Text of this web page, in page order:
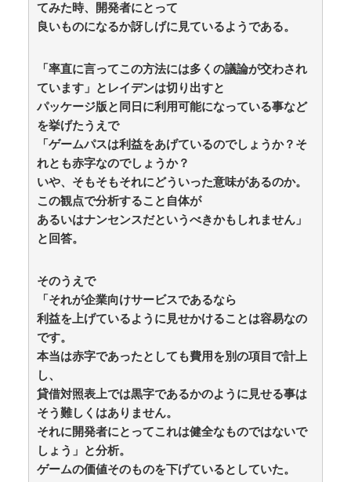
平穏が少しずつ壊れていく家族の物語。
専門家を舐めきった某国国営メディア、「日本の反撃
番組制作を進めようとするも…… / anaguro - 総合 NEW!
(8/8 16:00)
【悲報】ゼレンスキー大統領、日本の支援に不満を表
明 「期待されたほどの成果ない」 / anaguro - 総合
NEW! (8/8 15:55)
【今はやってない】審判への性接待疑惑…韓国サッカ
ー協会が声明「現在は一切発生していない」 / 5chまと
めMAP(総合)
NEW! (8/8 15:51)
【ｗ】長年育てやっと蕾がつき楽しみにしてたら動物
の死肉に擬態（外観・腐肉臭）する花が！ / anaguro - 総
合 NEW! (8/8 15:50)
アニメ業界「助けて！原作が枯渇してるの！」←いや
【緊急】ハロプロ新作FSK、唯一全く売れないグルー
プが・・・ / 5chまとめMAP(総合) NEW!
【政治】夫・ひろゆきに西村ゆかが“離婚”を提示「ひ
ろゆき＆いずみ新党（仮）」の届け出を知らされず激怒
「信頼関係が保てない状態で夫婦を続けるのは無理」 /
5chまとめMAP(総合) NEW! (8/8 15:31)
【ミスマガジン2027】ベスト10が「ヤンマガ」表紙
に！ ファイナリスト選考へ！！ / 5chまとめMAP(総
合) NEW! (8/8 15:27)
【日常に潜む恐怖】部屋の壁紙をめくると・・・。 /
おまとめアンテナ
週刊少年ジャンプ、発行部数100万部を初めて割る / お
まとめアンテナ NEW! (8/8 13:15)
てみた時、開発者にとって
良いものになるか訝しげに見ているようである。
「率直に言ってこの方法には多くの議論が交わされ
ています」とレイデンは切り出すと
パッケージ版と同日に利用可能になっている事など
を挙げたうえで
「ゲームパスは利益をあげているのでしょうか？そ
れとも赤字なのでしょうか？
いや、そもそもそれにどういった意味があるのか。
この観点で分析すること自体が
あるいはナンセンスだというべきかもしれません」
と回答。
そのうえで
「それが企業向けサービスであるなら
利益を上げているように見せかけることは容易なの
です。
本当は赤字であったとしても費用を別の項目で計上
し、
貸借対照表上では黒字であるかのように見せる事は
そう難しくはありません。
それに開発者にとってこれは健全なものではないで
しょう」と分析。
ゲームの価値そのものを下げているとしていた。